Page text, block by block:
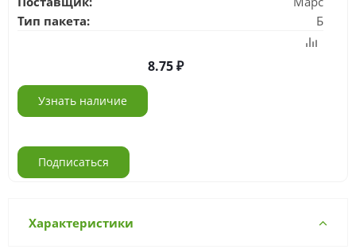
Тип пакета:
Б
8.75
Узнать наличие
Подписаться
Характеристики